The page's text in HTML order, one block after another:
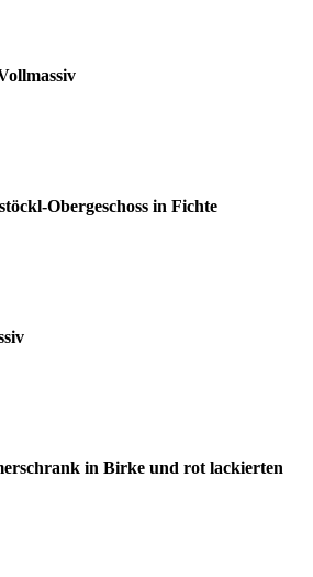
Obergeschoss in Fichte
in Birke und rot lackierten